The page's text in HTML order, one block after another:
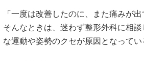
「一度は改善したのに、また痛みが
そんなときは、迷わず整形外科に相
な運動や姿勢のクセが原因となってい